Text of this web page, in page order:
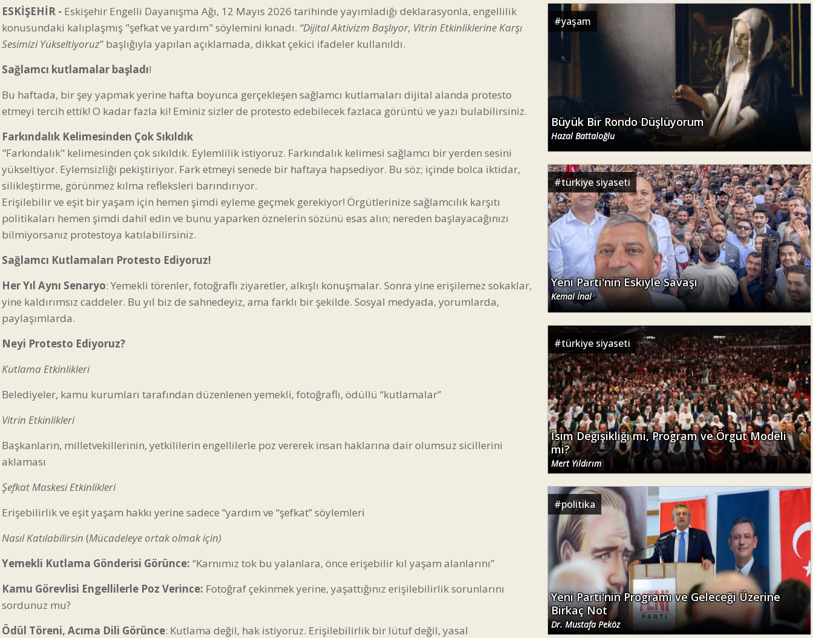
ESKİŞEHİR - Eskişehir Engelli Dayanışma Ağı, 12 Mayıs 2026 tarihinde yayımladığı deklarasyonla, engellilik
konusundaki kalıplaşmış "şefkat ve yardım" söylemini kınadı. “Dijital Aktivizm Başlıyor, Vitrin Etkinliklerine Karşı
Sesimizi Yükseltiyoruz” başlığıyla yapılan açıklamada, dikkat çekici ifadeler kullanıldı.
Sağlamcı kutlamalar başladı!
Bu haftada, bir şey yapmak yerine hafta boyunca gerçekleşen sağlamcı kutlamaları dijital alanda protesto
etmeyi tercih ettik! O kadar fazla ki! Eminiz sizler de protesto edebilecek fazlaca görüntü ve yazı bulabilirsiniz.
Farkındalık Kelimesinden Çok Sıkıldık
"Farkındalık" kelimesinden çok sıkıldık. Eylemlilik istiyoruz. Farkındalık kelimesi sağlamcı bir yerden sesini
yükseltiyor. Eylemsizliği pekiştiriyor. Fark etmeyi senede bir haftaya hapsediyor. Bu söz; içinde bolca iktidar,
silikleştirme, görünmez kılma refleksleri barındırıyor.
Erişilebilir ve eşit bir yaşam için hemen şimdi eyleme geçmek gerekiyor! Örgütlerinize sağlamcılık karşıtı
politikaları hemen şimdi dahil edin ve bunu yaparken öznelerin sözünü esas alın; nereden başlayacağınızı
bilmiyorsanız protestoya katılabilirsiniz.
Sağlamcı Kutlamaları Protesto Ediyoruz!
Her Yıl Aynı Senaryo: Yemekli törenler, fotoğraflı ziyaretler, alkışlı konuşmalar. Sonra yine erişilemez sokaklar,
yine kaldırımsız caddeler. Bu yıl biz de sahnedeyiz, ama farklı bir şekilde. Sosyal medyada, yorumlarda,
paylaşımlarda.
Neyi Protesto Ediyoruz?
Kutlama Etkinlikleri
Belediyeler, kamu kurumları tarafından düzenlenen yemekli, fotoğraflı, ödüllü “kutlamalar”
Vitrin Etkinlikleri
Başkanların, milletvekillerinin, yetkililerin engellilerle poz vererek insan haklarına dair olumsuz sicillerini
aklaması
Şefkat Maskesi Etkinlikleri
Erişebilirlik ve eşit yaşam hakkı yerine sadece “yardım ve “şefkat” söylemleri
Nasıl Katılabilirsin (Mücadeleye ortak olmak için)
Yemekli Kutlama Gönderisi Görünce: “Karnımız tok bu yalanlara, önce erişebilir kıl yaşam alanlarını”
Kamu Görevlisi Engellilerle Poz Verince: Fotoğraf çekinmek yerine, yaşattığınız erişilebilirlik sorunlarını
sordunuz mu?
Ödül Töreni, Acıma Dili Görünce: Kutlama değil, hak istiyoruz. Erişilebilirlik bir lütuf değil, yasal
#yaşam
Büyük Bir Rondo Düşlüyorum
Hazal Battaloğlu
#türkiye siyaseti
Yeni Parti'nin Eskiyle Savaşı
Kemal İnal
#türkiye siyaseti
İsim Değişikliği mi, Program ve Örgüt Modeli
mi?
Mert Yıldırım
#politika
Yeni Parti'nin Programı ve Geleceği Üzerine
Birkaç Not
Dr. Mustafa Peköz